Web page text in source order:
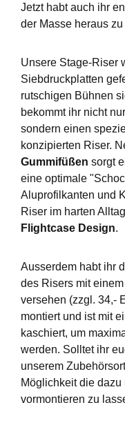
Jetzt habt auch ihr
der Masse heraus
Unsere Stage-Riser
Siebdruckplatten
rutschigen Bühnen
bekommt ihr nicht
sondern einen
konzipierten Riser.
Gummifüßen sorgt
eine optimale
Aluprofilkanten und
Riser im harten
Flightcase Design.
Ausserdem habt ihr
des Risers mit
versehen (zzgl. 34,-
montiert und ist mit
kaschiert, um
werden. Solltet ihr
unserem
Möglichkeit die
vormontieren zu